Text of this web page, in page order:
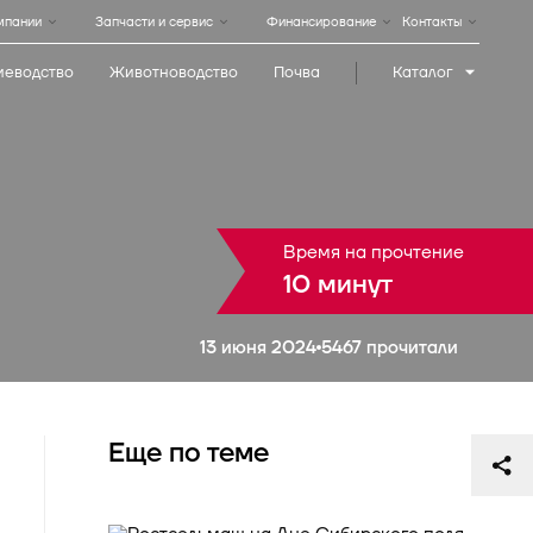
Запчасти и сервис Финансирование Контакты
Животноводство Почва Каталог
346880, Ростовская обл.,
Батайск, ул. 60 лет
Ростовская область,
Время на прочтение
10 минут
13 июня 20245467 прочитали
Еще по теме